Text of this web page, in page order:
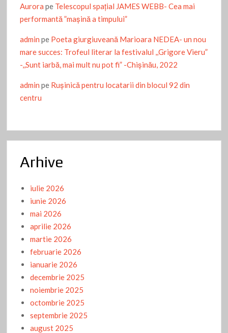
Aurora pe Telescopul spațial JAMES WEBB- Cea mai
performantă ”mașină a timpului”
admin pe Poeta giurgiuveană Marioara NEDEA- un nou
mare succes: Trofeul literar la festivalul ,,Grigore Vieru”
-,,Sunt iarbă, mai mult nu pot fi” -Chişinău, 2022
admin pe Ruşinică pentru locatarii din blocul 92 din
centru
Arhive
iulie 2026
iunie 2026
mai 2026
aprilie 2026
martie 2026
februarie 2026
ianuarie 2026
decembrie 2025
noiembrie 2025
octombrie 2025
septembrie 2025
august 2025